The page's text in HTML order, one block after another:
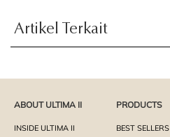
Artikel Terkait
ABOUT ULTIMA II
INSIDE ULTIMA II
PRODUCTS
BEST SELLERS